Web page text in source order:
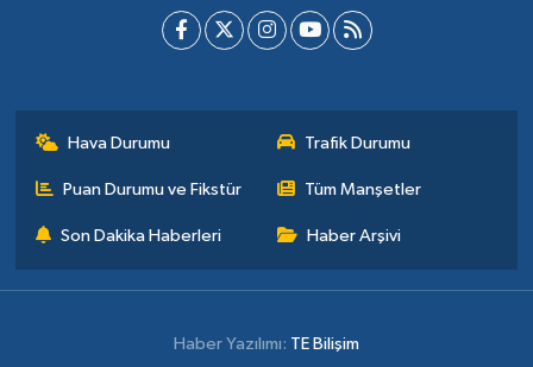
Hava Durumu Trafik Durumu
Puan Durumu ve Fikstür Tüm Manşetler
Son Dakika Haberleri Haber Arşivi
Haber Yazılımı: TE Bilişim